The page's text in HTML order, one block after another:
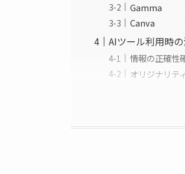
Gamma
Canva
AIツール利用時
情報の正確性
オリジナリテ